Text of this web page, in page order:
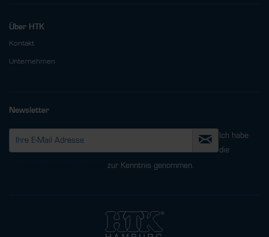
Über HTK
Kontakt
Unternehmen
Newsletter
Ich habe
die
zur Kenntnis genommen.